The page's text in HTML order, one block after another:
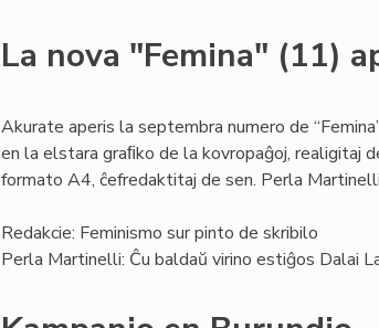
La nova "Femina" (11)
Akurate aperis la septembra numero de
en la elstara graﬁko de la kovropaĝoj, realigitaj
formato A4, ĉefredaktitaj de sen. Perla
Redakcie: Feminismo sur pinto de skribilo
Perla Martinelli: Ĉu baldaŭ virino estiĝos Dalai